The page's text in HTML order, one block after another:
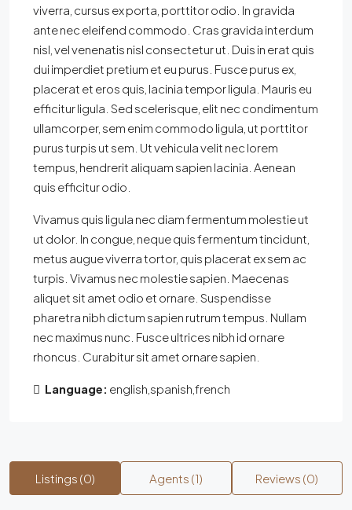
viverra, cursus ex porta, porttitor odio. In gravida
ante nec eleifend commodo. Cras gravida interdum
nisl, vel venenatis nisl consectetur ut. Duis in erat quis
dui imperdiet pretium et eu purus. Fusce purus ex,
placerat et eros quis, lacinia tempor ligula. Mauris eu
efficitur ligula. Sed scelerisque, elit nec condimentum
ullamcorper, sem enim commodo ligula, ut porttitor
purus turpis ut sem. Ut vehicula velit nec lorem
tempus, hendrerit aliquam sapien lacinia. Aenean
quis efficitur odio.
Vivamus quis ligula nec diam fermentum molestie ut
ut dolor. In congue, neque quis fermentum tincidunt,
metus augue viverra tortor, quis placerat ex sem ac
turpis. Vivamus nec molestie sapien. Maecenas
aliquet sit amet odio et ornare. Suspendisse
pharetra nibh dictum sapien rutrum tempus. Nullam
nec maximus nunc. Fusce ultrices nibh id ornare
rhoncus. Curabitur sit amet ornare sapien.
Language: english,spanish,french
Listings (0) Agents (1) Reviews (0)